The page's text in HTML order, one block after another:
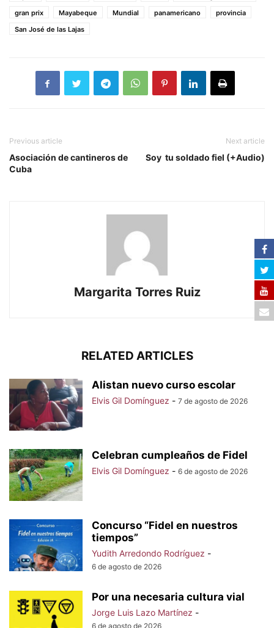
gran prix
Mayabeque Mundial panamericano
provincia
San José de las Lajas
Previous article
Asociación de cantineros de
Cuba
Next article
Soy tu soldado fiel (+Audio)
Margarita Torres Ruiz
RELATED ARTICLES
Alistan nuevo curso escolar
Elvis Gil Domínguez - 7 de agosto de 2026
Celebran cumpleaños de Fidel
Elvis Gil Domínguez - 6 de agosto de 2026
Concurso “Fidel en nuestros
tiempos”
Yudith Arredondo Rodríguez -
6 de agosto de 2026
Por una necesaria cultura vial
Jorge Luis Lazo Martínez -
6 de agosto de 2026